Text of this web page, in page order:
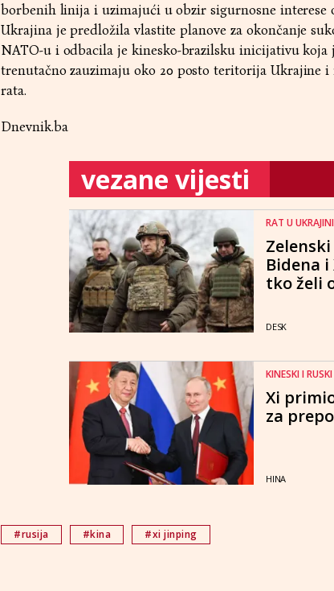
borbenih linija i uzimajući u obzir sigurnosne interese
Ukrajina je predložila vlastite planove za okončanje
NATO-u i odbacila je kinesko-brazilsku inicijativu koja
trenutačno zauzimaju oko 20 posto teritorija Ukrajine
rata.
Dnevnik.ba
vezane vijesti
RAT U UKRAJINI
Bidena
tko želi
DESK
KINESKI I
Xi
za
HINA
#rusija #kina #xi jinping